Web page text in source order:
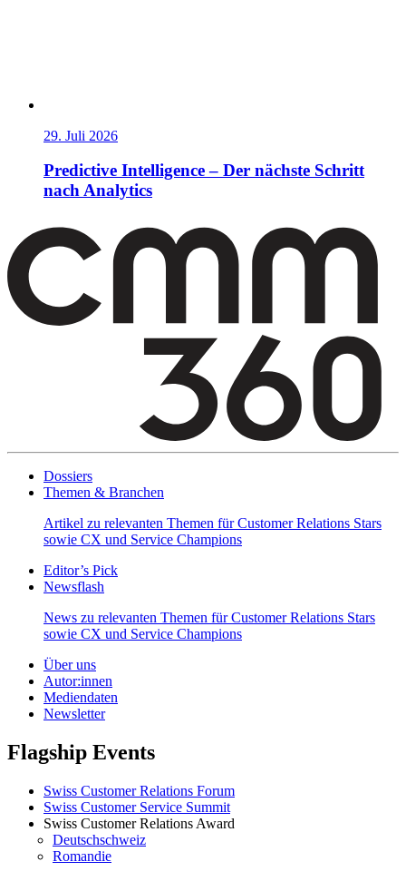
29. Juli 2026
Predictive Intelligence – Der nächste Schritt
nach Analytics
Dossiers
Themen & Branchen
Artikel zu relevanten Themen für Customer Relations Stars
sowie CX und Service Champions
Editor’s Pick
Newsflash
News zu relevanten Themen für Customer Relations Stars
sowie CX und Service Champions
Über uns
Autor:innen
Mediendaten
Newsletter
Flagship Events
Swiss Customer Relations Forum
Swiss Customer Service Summit
Swiss Customer Relations Award
Deutschschweiz
Romandie